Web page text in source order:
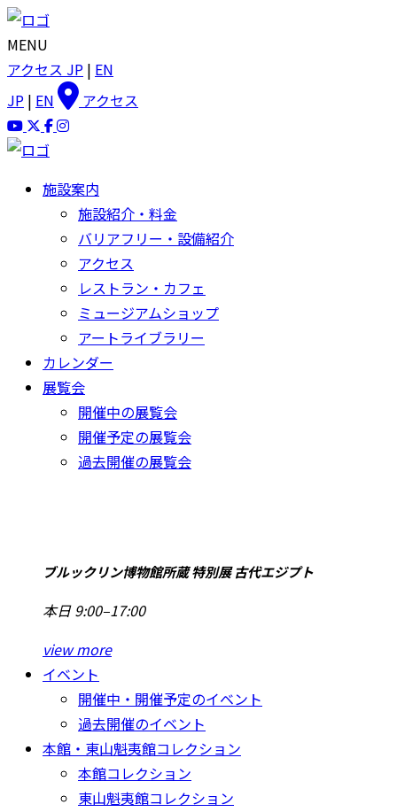
MENU
アクセス JP | EN
JP | EN アクセス
施設案内
施設紹介・料金
バリアフリー・設備紹介
アクセス
レストラン・カフェ
ミュージアムショップ
アートライブラリー
カレンダー
展覧会
開催中の展覧会
開催予定の展覧会
過去開催の展覧会
ブルックリン博物館所蔵 特別展 古代エジプト
本日 9:00–17:00
view more
イベント
開催中・開催予定のイベント
過去開催のイベント
本館・東山魁夷館コレクション
本館コレクション
東山魁夷館コレクション